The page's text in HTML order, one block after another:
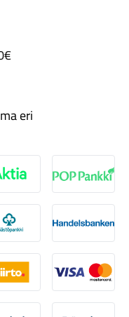
eri
Aktia Pop-
Säästöpankki
Siirto Visa &